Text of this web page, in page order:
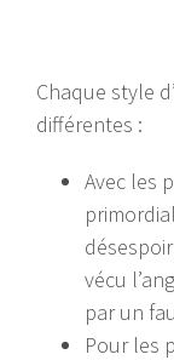
Chaque style
différentes :
Avec les
vécu
par un
Pour les